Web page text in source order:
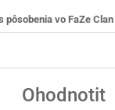
pôsobenia vo FaZe Clan
Ohodnotit